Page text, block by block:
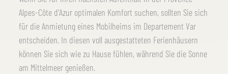
Alpes-Côte d'Azur optimalen Komfort suchen, sollten Sie sich
für die Anmietung eines Mobilheims im Departement Var
entscheiden. In diesen voll ausgestatteten Ferienhäusern
können Sie sich wie zu Hause fühlen, während Sie die Sonne
am Mittelmeer genießen.